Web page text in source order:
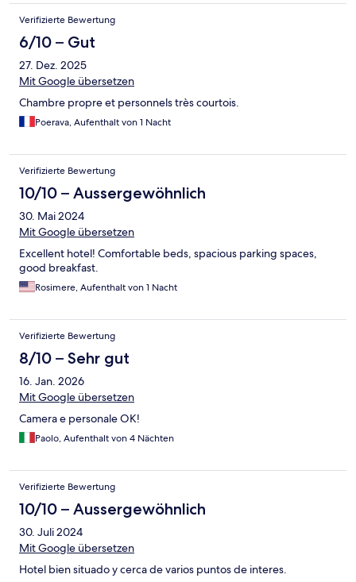
Verifizierte Bewertung
6/10 – Gut
27. Dez. 2025
Mit Google übersetzen
Chambre propre et personnels très courtois.
Poerava, Aufenthalt von 1 Nacht
Verifizierte Bewertung
10/10 – Aussergewöhnlich
30. Mai 2024
Mit Google übersetzen
Excellent hotel! Comfortable beds, spacious parking spaces,
good breakfast.
Rosimere, Aufenthalt von 1 Nacht
Verifizierte Bewertung
8/10 – Sehr gut
16. Jan. 2026
Mit Google übersetzen
Camera e personale OK!
Paolo, Aufenthalt von 4 Nächten
Verifizierte Bewertung
10/10 – Aussergewöhnlich
30. Juli 2024
Mit Google übersetzen
Hotel bien situado y cerca de varios puntos de interes.